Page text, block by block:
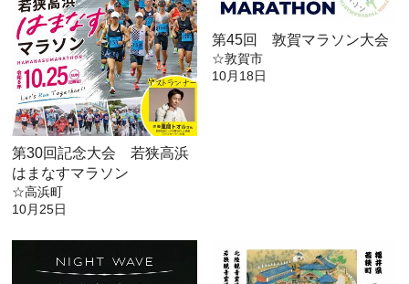
第30回記念大会 若狭高浜
はまなすマラソン
☆高浜町
10月25日
第45回 敦賀マラソン大会
☆敦賀市
10月18日